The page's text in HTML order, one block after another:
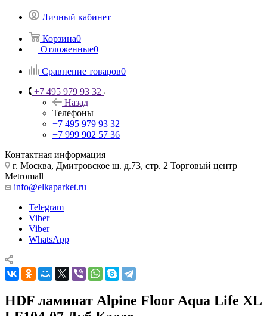
Личный кабинет
Корзина0
Отложенные0
Сравнение товаров0
+7 495 979 93 32
Назад
Телефоны
+7 495 979 93 32
+7 999 902 57 36
Контактная информация
г. Москва, Дмитровское ш. д.73, стр. 2 Торговый центр
Metromall
info@elkaparket.ru
Telegram
Viber
Viber
WhatsApp
HDF ламинат Alpine Floor Aqua Life XL